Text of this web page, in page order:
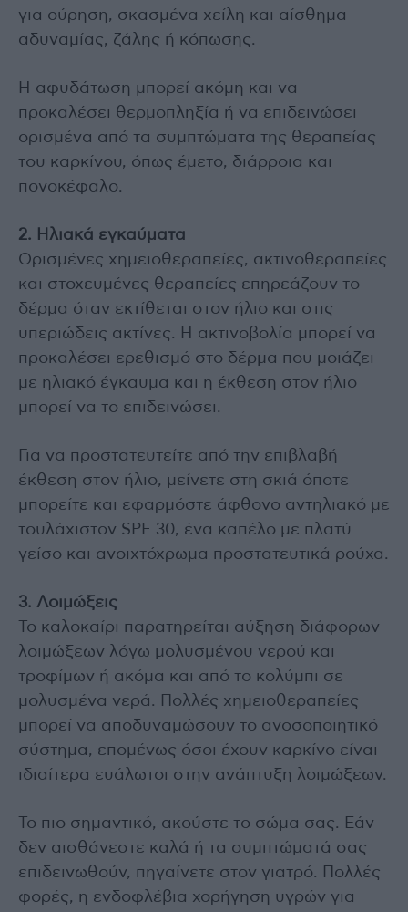
για ούρηση, σκασμένα χείλη και αίσθημα
αδυναμίας, ζάλης ή κόπωσης.
Η αφυδάτωση μπορεί ακόμη και να
προκαλέσει θερμοπληξία ή να επιδεινώσει
ορισμένα από τα συμπτώματα της θεραπείας
του καρκίνου, όπως έμετο, διάρροια και
πονοκέφαλο.
2. Ηλιακά εγκαύματα
Ορισμένες χημειοθεραπείες, ακτινοθεραπείες
και στοχευμένες θεραπείες επηρεάζουν το
δέρμα όταν εκτίθεται στον ήλιο και στις
υπεριώδεις ακτίνες. Η ακτινοβολία μπορεί να
προκαλέσει ερεθισμό στο δέρμα που μοιάζει
με ηλιακό έγκαυμα και η έκθεση στον ήλιο
μπορεί να το επιδεινώσει.
Για να προστατευτείτε από την επιβλαβή
έκθεση στον ήλιο, μείνετε στη σκιά όποτε
μπορείτε και εφαρμόστε άφθονο αντηλιακό με
τουλάχιστον SPF 30, ένα καπέλο με πλατύ
γείσο και ανοιχτόχρωμα προστατευτικά ρούχα.
3. Λοιμώξεις
Το καλοκαίρι παρατηρείται αύξηση διάφορων
λοιμώξεων λόγω μολυσμένου νερού και
τροφίμων ή ακόμα και από το κολύμπι σε
μολυσμένα νερά. Πολλές χημειοθεραπείες
μπορεί να αποδυναμώσουν το ανοσοποιητικό
σύστημα, επομένως όσοι έχουν καρκίνο είναι
ιδιαίτερα ευάλωτοι στην ανάπτυξη λοιμώξεων.
Το πιο σημαντικό, ακούστε το σώμα σας. Εάν
δεν αισθάνεστε καλά ή τα συμπτώματά σας
επιδεινωθούν, πηγαίνετε στον γιατρό. Πολλές
φορές, η ενδοφλέβια χορήγηση υγρών για